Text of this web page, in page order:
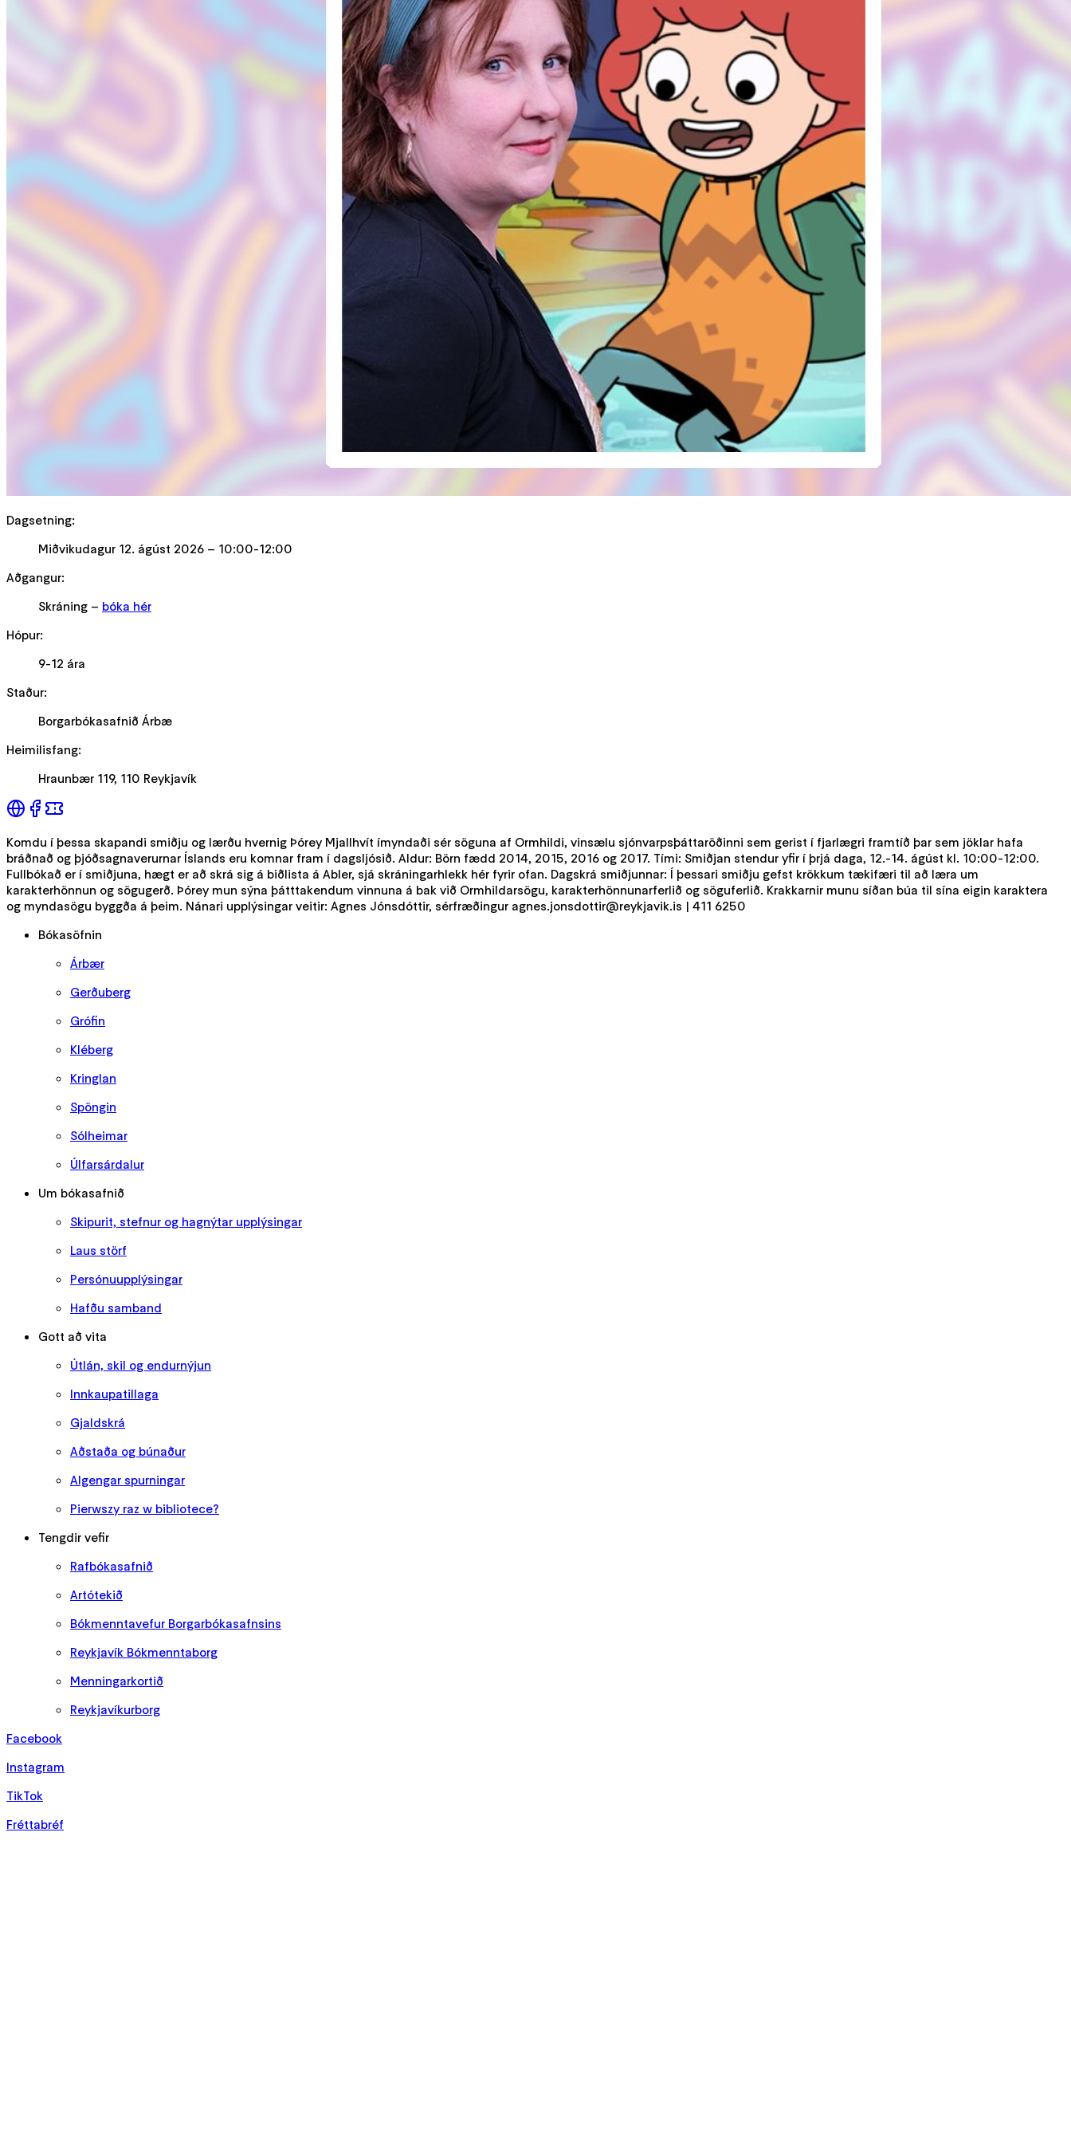
Dagsetning:
Miðvikudagur 12. ágúst 2026 – 10:00-12:00
Aðgangur:
Skráning – bóka hér
Hópur:
9-12 ára
Staður:
Borgarbókasafnið Árbæ
Heimilisfang:
Hraunbær 119, 110 Reykjavík
Komdu í þessa skapandi smiðju og lærðu hvernig Þórey Mjallhvít ímyndaði sér söguna af Ormhildi, vinsælu sjónvarpsþáttaröðinni sem gerist í fjarlægri framtíð þar sem jöklar hafa
bráðnað og þjóðsagnaverurnar Íslands eru komnar fram í dagsljósið. Aldur: Börn fædd 2014, 2015, 2016 og 2017. Tími: Smiðjan stendur yfir í þrjá daga, 12.-14. ágúst kl. 10:00-12:00.
Fullbókað er í smiðjuna, hægt er að skrá sig á biðlista á Abler, sjá skráningarhlekk hér fyrir ofan. Dagskrá smiðjunnar: Í þessari smiðju gefst krökkum tækifæri til að læra um
karakterhönnun og sögugerð. Þórey mun sýna þátttakendum vinnuna á bak við Ormhildarsögu, karakterhönnunarferlið og söguferlið. Krakkarnir munu síðan búa til sína eigin karaktera
og myndasögu byggða á þeim. Nánari upplýsingar veitir: Agnes Jónsdóttir, sérfræðingur agnes.jonsdottir@reykjavik.is | 411 6250
Bókasöfnin
Árbær
Gerðuberg
Grófin
Kléberg
Kringlan
Spöngin
Sólheimar
Úlfarsárdalur
Um bókasafnið
Skipurit, stefnur og hagnýtar upplýsingar
Laus störf
Persónuupplýsingar
Hafðu samband
Gott að vita
Útlán, skil og endurnýjun
Innkaupatillaga
Gjaldskrá
Aðstaða og búnaður
Algengar spurningar
Pierwszy raz w bibliotece?
Tengdir vefir
Rafbókasafnið
Artótekið
Bókmenntavefur Borgarbókasafnsins
Reykjavík Bókmenntaborg
Menningarkortið
Reykjavíkurborg
Facebook
Instagram
TikTok
Fréttabréf